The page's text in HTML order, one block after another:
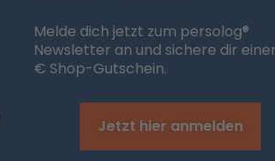
Melde dich jetzt zum persolog®
Newsletter an und sichere dir
€ Shop-Gutschein.
Jetzt hier anmelden